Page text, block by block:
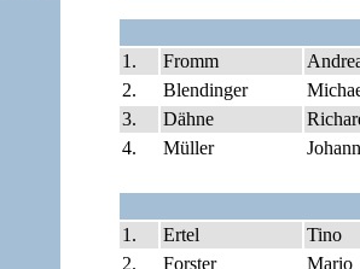
1. Fromm
2.
Blendinger
3.
Dähne
4.
Müller
1. Ertel
Tino
2.
Forster
Mario